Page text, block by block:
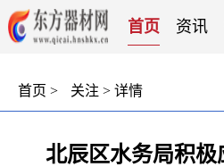
首页 资讯
首页 > 关注 > 详情
北辰区水务局积